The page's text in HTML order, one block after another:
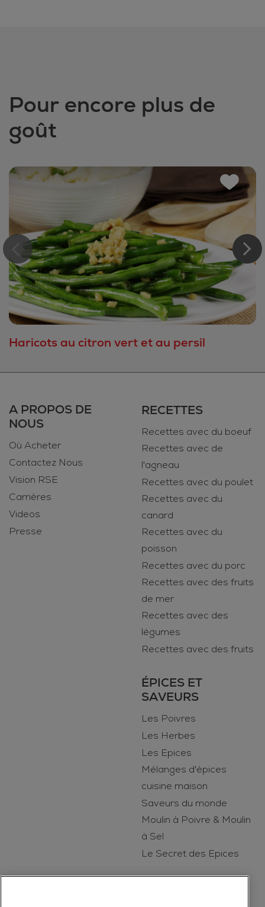
Pour encore plus de
goût
Haricots au citron vert et au persil
A PROPOS DE
NOUS
Où Acheter
Contactez Nous
Vision RSE
Carrières
Videos
Presse
RECETTES
Recettes avec du boeuf
Recettes avec de
l'agneau
Recettes avec du poulet
Recettes avec du
canard
Recettes avec du
poisson
Recettes avec du porc
Recettes avec des fruits
de mer
Recettes avec des
légumes
Recettes avec des fruits
ÉPICES ET
SAVEURS
Les Poivres
Les Herbes
Les Epices
Mélanges d'épices
cuisine maison
Saveurs du monde
Moulin à Poivre & Moulin
à Sel
Le Secret des Epices